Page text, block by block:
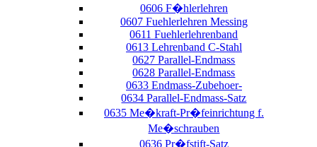
0606 F�hlerlehren
0607 Fuehlerlehren Messing
0611 Fuehlerlehrenband
0613 Lehrenband C-Stahl
0627 Parallel-Endmass
0628 Parallel-Endmass
0633 Endmass-Zubehoer-
0634 Parallel-Endmass-Satz
0635 Me�kraft-Pr�feinrichtung f.
Me�schrauben
0636 Pr�fstift-Satz